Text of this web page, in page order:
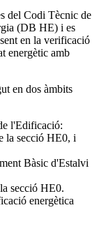
del Codi Tècnic de
(DB HE) i es
en la verificació
energètic amb
en dos àmbits
l'Edificació:
la secció HE0, i
Bàsic d'Estalvi
secció HE0.
energètica